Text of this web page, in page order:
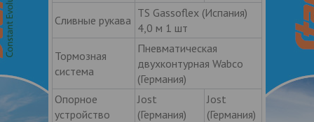
Сливные рукава
TS Gassoflex (Испания)
4,0 м 1 шт
Тормозная
система
Пневматическая
двухконтурная Wabco
(Германия)
Опорное
устройство
Jost
(Германия)
Jost
(Германия)